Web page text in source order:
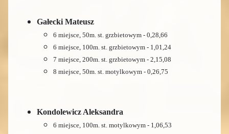
Gałecki Mateusz
6 miejsce, 50m. st. grzbietowym - 0,28,66
6 miejsce, 100m. st. grzbietowym - 1,01,24
7 miejsce, 200m. st. grzbietowym - 2,15,08
8 miejsce, 50m. st. motylkowym - 0,26,75
Kondolewicz Aleksandra
6 miejsce, 100m. st. motylkowym - 1,06,53